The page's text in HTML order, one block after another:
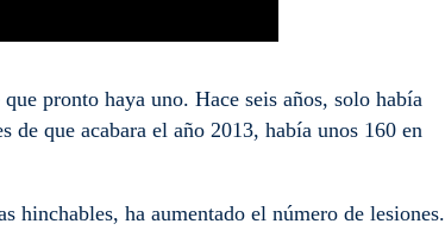
pronto haya uno. Hace seis años, solo había
de que acabara el año 2013, había unos 160 en
hinchables, ha aumentado el número de lesiones.